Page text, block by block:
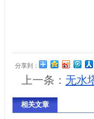
分享到：
上一条： 无水
相关文章